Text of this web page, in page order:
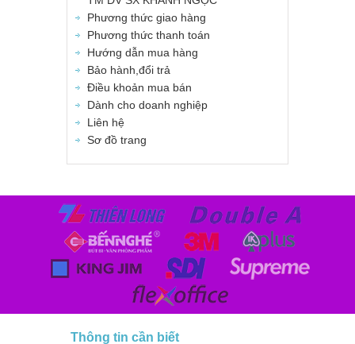
Phương thức giao hàng
Phương thức thanh toán
Hướng dẫn mua hàng
Bảo hành,đổi trả
Điều khoản mua bán
Dành cho doanh nghiệp
Liên hệ
Sơ đồ trang
Thông tin cần biết